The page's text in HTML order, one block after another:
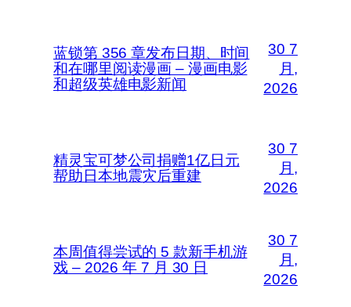
蓝锁第 356 章发布日期、时间
和在哪里阅读漫画 – 漫画电影
和超级英雄电影新闻
30 7
月,
2026
精灵宝可梦公司捐赠1亿日元
帮助日本地震灾后重建
30 7
月,
2026
本周值得尝试的 5 款新手机游
戏 – 2026 年 7 月 30 日
30 7
月,
2026